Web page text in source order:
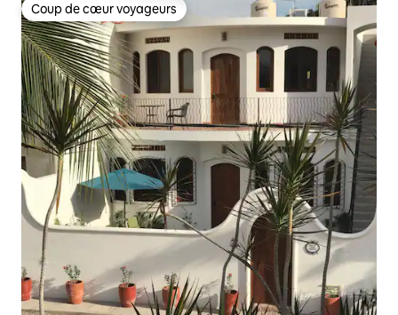
Coup de cœur voyageurs
Coup de cœur voyageurs